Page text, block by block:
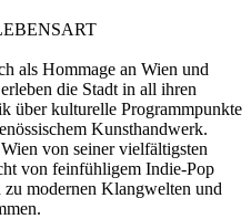
als Hommage an Wien und
die Stadt in all ihren
über kulturelle Programmpunkte
Kunsthandwerk.
von seiner vielfältigsten
von feinfühligem Indie-Pop
modernen Klangwelten und